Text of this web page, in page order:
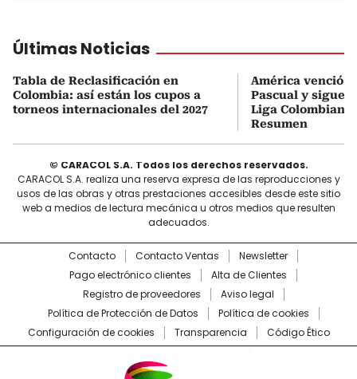
Últimas Noticias
Tabla de Reclasificación en
Colombia: así están los cupos a
torneos internacionales del 2027
América venció
Pascual y sigue
Liga Colombiana
Resumen
© CARACOL S.A. Todos los derechos reservados.
CARACOL S.A. realiza una reserva expresa de las reproducciones y
usos de las obras y otras prestaciones accesibles desde este sitio
web a medios de lectura mecánica u otros medios que resulten
adecuados.
Contacto Contacto Ventas
Newsletter
Pago electrónico clientes
Alta de Clientes
Registro de proveedores
Aviso legal
Política de Protección de Datos
Política de cookies
Configuración de cookies
Transparencia Código Ético